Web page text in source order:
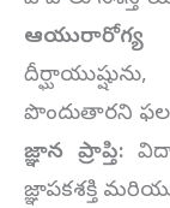
ఆయురారోగ్య
పొందుతారని
జ్ఞాన ప్రాప్తి:
జ్ఞాపకశక్తి